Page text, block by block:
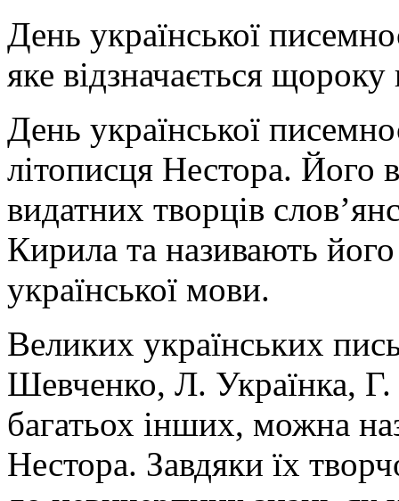
День української
яке відзначається
День української
літописця Нестора. Його
видатних творців
Кирила та називають
української мови.
Великих українських
Шевченко, Л. Українка, Г.
багатьох інших, можна
Нестора. Завдяки їх